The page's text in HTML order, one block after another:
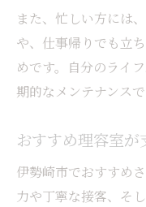
また、忙しい方には
や、仕事帰りでも立
めです。自分のライ
期的なメンテナンス
おすすめ理容室
伊勢崎市でおすすめ
力や丁寧な接客、そ